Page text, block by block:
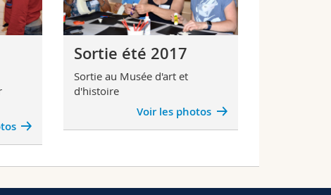
Sortie été 2017
Sortie au Musée d'art et
d'histoire
Voir les photos